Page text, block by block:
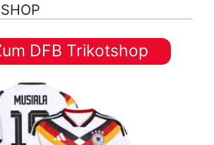
DFB Trikotshop